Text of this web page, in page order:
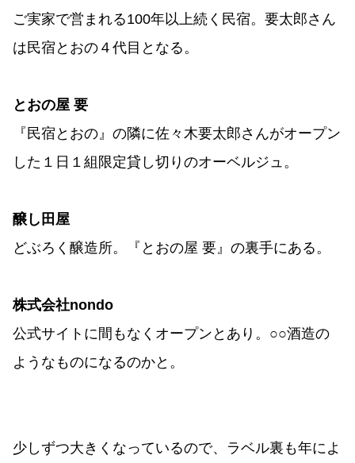
ご実家で営まれる100年以上続く民宿。要太郎さん
は民宿とおの４代目となる。
とおの屋 要
『民宿とおの』の隣に佐々木要太郎さんがオープン
した１日１組限定貸し切りのオーベルジュ。
醸し田屋
どぶろく醸造所。『とおの屋 要』の裏手にある。
株式会社nondo
公式サイトに間もなくオープンとあり。○○酒造の
ようなものになるのかと。
少しずつ大きくなっているので、ラベル裏も年によ